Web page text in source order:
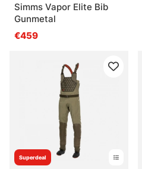
Simms Vapor Elite Bib
Gunmetal
€459
Superdeal